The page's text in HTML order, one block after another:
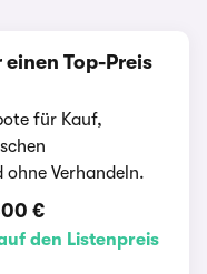
einen Top-Preis
für Kauf,
Verhandeln.
€
den Listenpreis